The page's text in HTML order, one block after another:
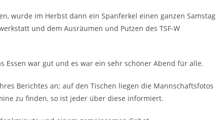
wurde im Herbst dann ein Spanferkel einen ganzen Samstag
und dem Ausräumen und Putzen des TSF-W
war gut und es war ein sehr schöner Abend für alle.
Berichtes an; auf den Tischen liegen die Mannschaftsfotos
zu finden, so ist jeder über diese informiert.